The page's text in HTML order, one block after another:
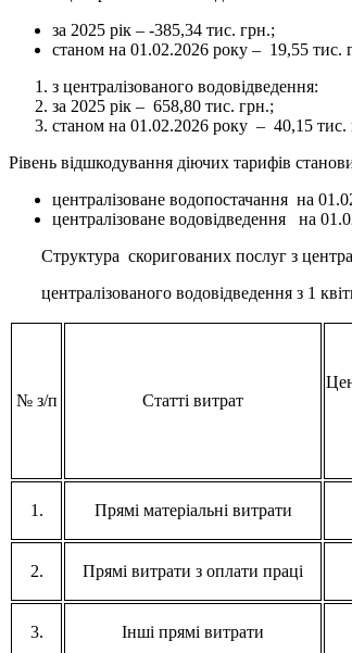
за 2025 рік – -385,34 тис. грн.;
станом на 01.02.2026 року – 19,55 тис.
з централізованого водовідведення:
за 2025 рік – 658,80 тис. грн.;
станом на 01.02.2026 року – 40,15 тис.
Рівень відшкодування діючих тарифів
централізоване водопостачання на
централізоване водовідведення на
Структура скоригованих послуг з
централізованого водовідведення з 1
№ з/п Статті витрат
1. Прямі матеріальні витрати
2. Прямі витрати з оплати праці
3. Інші прямі витрати